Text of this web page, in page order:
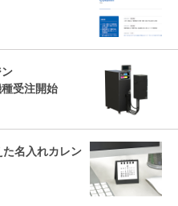
受注開始
名入れカレン